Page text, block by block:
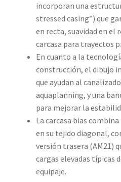
incorporan una
stressed casing”) que
en recta, suavidad en el
carcasa para trayectos
En cuanto a la
construcción, el dibujo
que ayudan al
aquaplanning, y una
para mejorar la
La carcasa bias
en su tejido diagonal,
versión trasera (AM21)
cargas elevadas típicas
equipaje.